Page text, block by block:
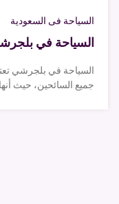
السياحة فى السعودية
السياحة في
السياحة في بلجرشي
جميع السائحين، حيث